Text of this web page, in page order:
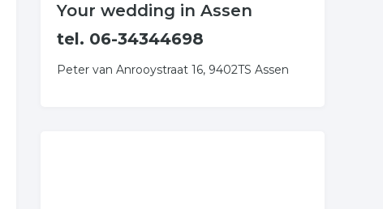
Your wedding in Assen
tel. 06-34344698
Peter van Anrooystraat 16, 9402TS Assen